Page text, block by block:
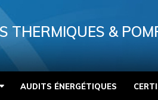
THERMIQUES &
AUDITS ÉNERGÉTIQUES